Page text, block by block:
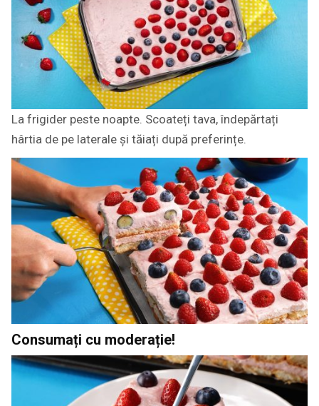
La frigider peste noapte. Scoateți tava, îndepărtați
hârtia de pe laterale și tăiați după preferințe.
Consumați cu moderație!